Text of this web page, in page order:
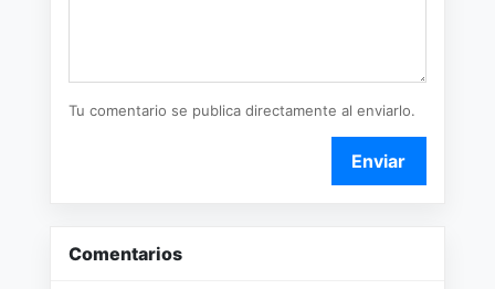
Tu comentario se publica directamente al enviarlo.
Enviar
Comentarios